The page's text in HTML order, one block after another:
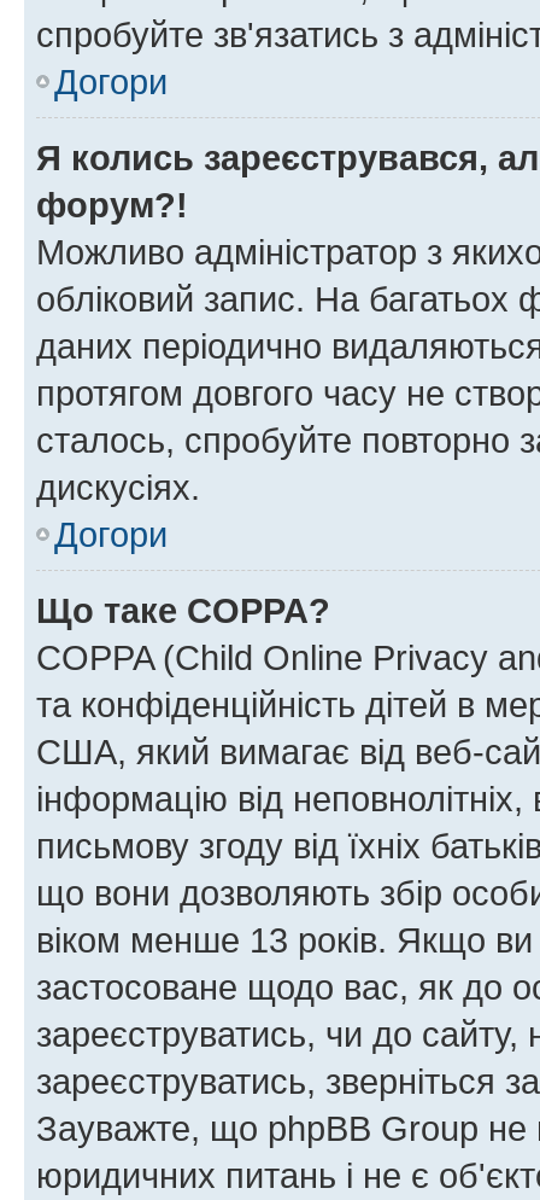
спробуйте зв'язатись з
Догори
Я колись зареєструвався,
форум?!
Можливо адміністратор з
обліковий запис. На
даних періодично видаляються
протягом довгого часу не
сталось, спробуйте повторно
дискусіях.
Догори
Що таке COPPA?
COPPA (Child Online Privacy
та конфіденційність дітей в
США, який вимагає від веб-
інформацію від
письмову згоду від їхніх
що вони дозволяють збір
віком менше 13 років. Якщо
застосоване щодо вас, як до
зареєструватись, чи до
зареєструватись, зверніться
Зауважте, що phpBB Group не
юридичних питань і не є